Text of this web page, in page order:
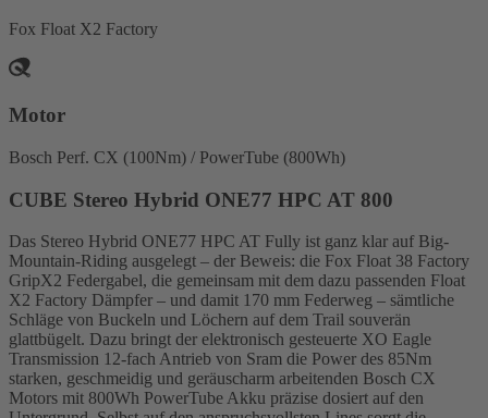
Fox Float X2 Factory
Motor
Bosch Perf. CX (100Nm) / PowerTube (800Wh)
CUBE Stereo Hybrid ONE77 HPC AT 800
Das Stereo Hybrid ONE77 HPC AT Fully ist ganz klar auf Big-
Mountain-Riding ausgelegt – der Beweis: die Fox Float 38 Factory
GripX2 Federgabel, die gemeinsam mit dem dazu passenden Float
X2 Factory Dämpfer – und damit 170 mm Federweg – sämtliche
Schläge von Buckeln und Löchern auf dem Trail souverän
glattbügelt. Dazu bringt der elektronisch gesteuerte XO Eagle
Transmission 12-fach Antrieb von Sram die Power des 85Nm
starken, geschmeidig und geräuscharm arbeitenden Bosch CX
Motors mit 800Wh PowerTube Akku präzise dosiert auf den